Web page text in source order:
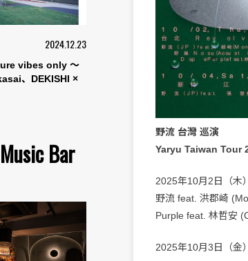
2024.12.23
vibes only ～
、DEKISHI ×
Bar
野流 台灣 巡演
Yaryu Taiwan Tour
2025年10月2日（木
野流 feat. 洪郡崎
Purple feat. 林哲安
2025年10月3日（金